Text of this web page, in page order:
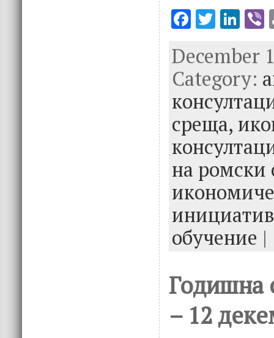
F
e
b
o
o
k
T
it
te
r
Li
k
e
dI
n
December
Category:
среща,
на ромски
обучение |
Годишна
– 12